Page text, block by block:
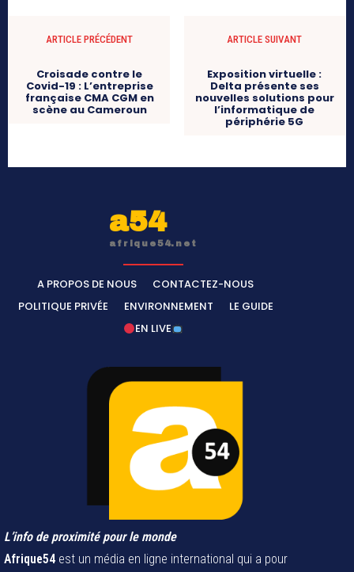
ARTICLE PRÉCÉDENT
Croisade contre le
Covid-19 : L’entreprise
française CMA CGM en
scène au Cameroun
ARTICLE SUIVANT
Exposition virtuelle :
Delta présente ses
nouvelles solutions pour
l’informatique de
périphérie 5G
a54
afrique54.net
A PROPOS DE NOUS
CONTACTEZ-NOUS
POLITIQUE PRIVÉE
ENVIRONNEMENT
LE GUIDE
EN LIVE
L’info de proximité pour le monde
Afrique54 est un média en ligne international qui a pour